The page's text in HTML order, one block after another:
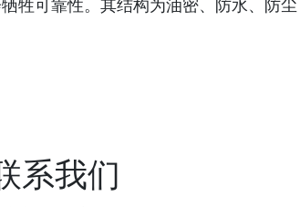
牲可靠性。其结构为油密、防水、防
系我们